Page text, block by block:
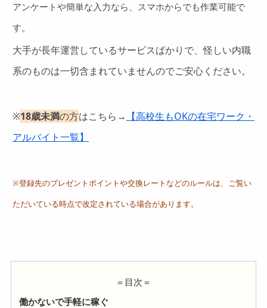
アンケートや簡単な入力なら、スマホからでも作業可能で
す。
大手が長年運営しているサービスばかりで、怪しい内職
系のものは一切含まれていませんのでご安心ください。
※18歳未満の方はこちら→ 【高校生もOKの在宅ワーク・
アルバイト一覧】
※登録先のプレゼントポイントや交換レートなどのルールは、ご覧い
ただいている時点で改定されている場合があります。
＝目次＝
働かないで手軽に稼ぐ